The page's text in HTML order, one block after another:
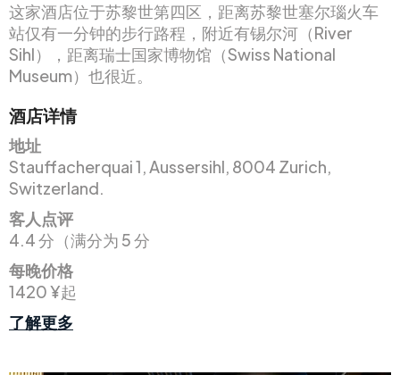
这家酒店位于苏黎世第四区，距离苏黎世塞尔瑙火车
站仅有一分钟的步行路程，附近有锡尔河（River
Sihl），距离瑞士国家博物馆（Swiss National
Museum）也很近。
酒店详情
地址
Stauffacherquai 1, Aussersihl, 8004 Zurich,
Switzerland.
客人点评
4.4 分（满分为 5 分
每晚价格
1420 ¥起
了解更多